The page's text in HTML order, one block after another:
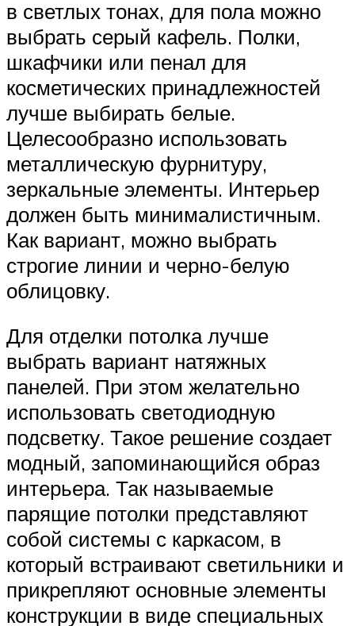
в светлых тонах, для пола можно
выбрать серый кафель. Полки,
шкафчики или пенал для
косметических принадлежностей
лучше выбирать белые.
Целесообразно использовать
металлическую фурнитуру,
зеркальные элементы. Интерьер
должен быть минималистичным.
Как вариант, можно выбрать
строгие линии и черно-белую
облицовку.
Для отделки потолка лучше
выбрать вариант натяжных
панелей. При этом желательно
использовать светодиодную
подсветку. Такое решение создает
модный, запоминающийся образ
интерьера. Так называемые
парящие потолки представляют
собой системы с каркасом, в
который встраивают светильники и
прикрепляют основные элементы
конструкции в виде специальных